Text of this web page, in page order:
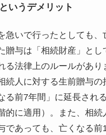
いうデメリット
急いで行ったとしても、
贈与は「相続財産」とし
る法律上のルールがあり
続人に対する生前贈与の
る前7年間」に延長され
的に適用）。また、相続
であっても、亡くなる前